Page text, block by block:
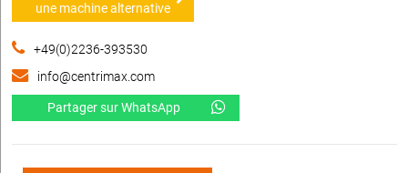
une machine alternative
+49(0)2236-393530
info@centrimax.com
Partager sur WhatsApp